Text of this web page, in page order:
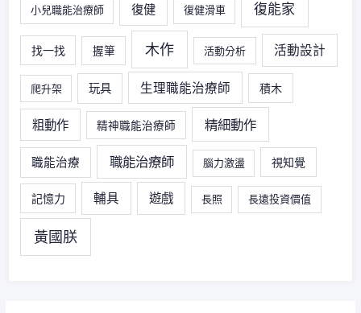
小兒職能治療師 復健 復健滑車 復能家
找一找 握筆 木作 活動分析 活動設計
爬升架 玩具 生理職能治療師 積木
粗動作 精神職能治療師 精細動作
職能治療 職能治療師 腦力激盪 視知覺
記憶力 輔具 遊戲 長照 長遠投資價值
黃國朕